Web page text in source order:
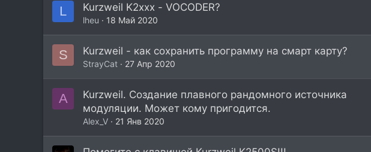
L Kurzweil K2ххх - VOCODER?
lheu 18 Май 2020
S Kurzweil - как сохранить программу на смарт карту?
StrayCat 27 Апр 2020
A
Kurzweil. Создание плавного рандомного источника
модуляции. Может кому пригодится.
Alex_V 21 Янв 2020